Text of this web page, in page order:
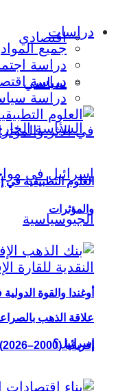
اقتصادي
سياسي
أوغندا والقوة
إسرائيل؟
دراسات
جميع المواد
دراسة
دراسة
دراسة
العلوم التطبيقية في
والمؤثرات
علاقة الذهب
إفريقيا (2000–2026)